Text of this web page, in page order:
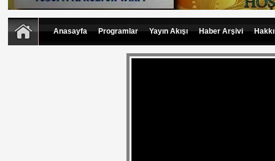
Anasayfa Programlar Yayın Akışı Haber Arşivi